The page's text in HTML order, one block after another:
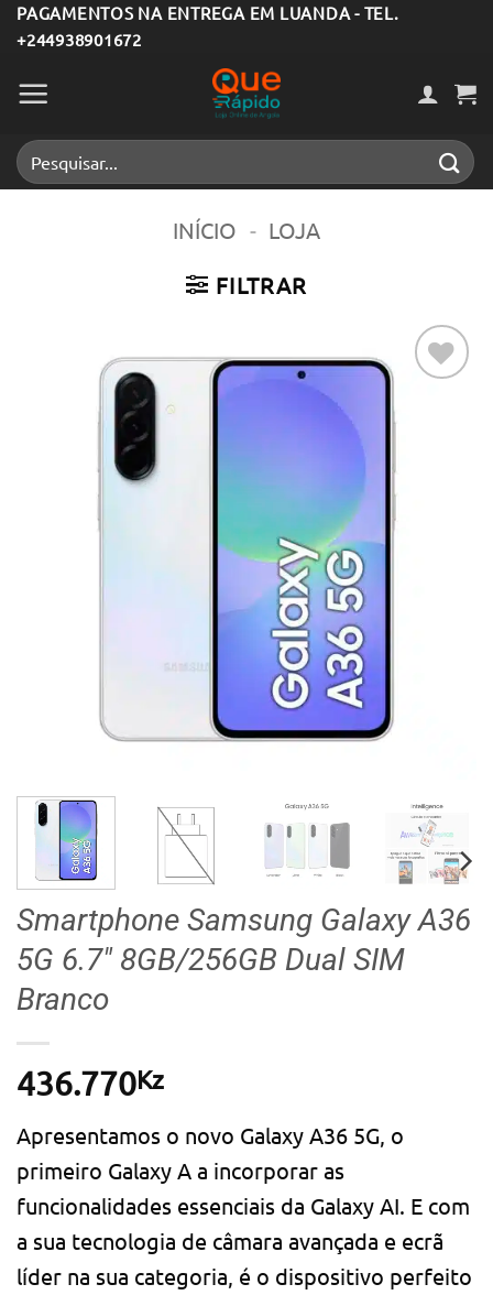
Skip
to
content
PAGAMENTOS NA ENTREGA EM LUANDA - TEL.
+244938901672
Pesquisar
por:
INÍCIO - LOJA
FILTRAR
Adicionar
Smartphone Samsung Galaxy A36
5G 6.7″ 8GB/256GB Dual SIM
Branco
436.770Kz
Apresentamos o novo Galaxy A36 5G, o
primeiro Galaxy A a incorporar as
funcionalidades essenciais da Galaxy AI. E com
a sua tecnologia de câmara avançada e ecrã
líder na sua categoria, é o dispositivo perfeito